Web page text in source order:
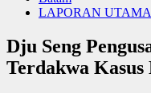
LAPORAN UTAMA
Dju Seng
Terdakwa